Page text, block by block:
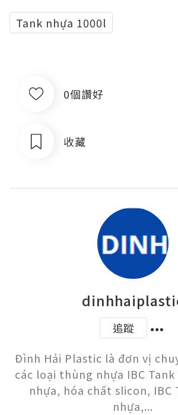
Tank nhựa 1000l
0個讚好
收藏
追蹤
Đình Hải Plastic là đơn vị
các loại thùng nhựa IBC
nhựa, hóa chất slicon, IBC
nhựa,...